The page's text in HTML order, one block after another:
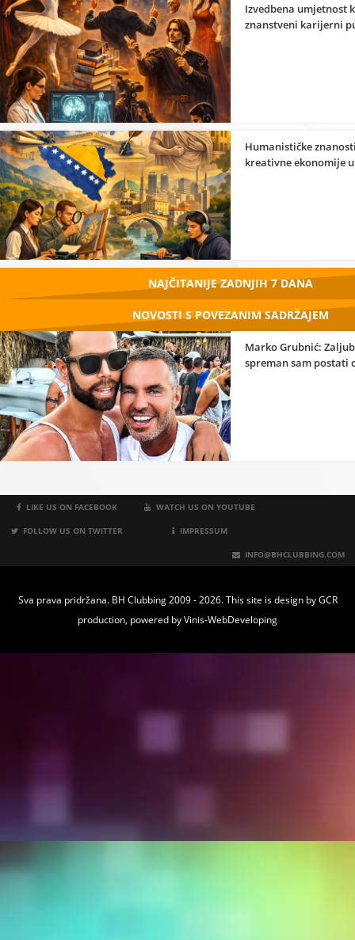
Izvedbena umjetnost
znanstveni karijerni
Humanističke
kreativne ekonomije
NAJČITANIJE ZADNJIH 7 DANA
NOVOSTI S POVEZANIM SADRŽAJEM
Marko Grubnić:
spreman sam postati
LIKE US ON FACEBOOK WATCH US ON YOUTUBE
FOLLOW US ON TWITTER IMPRESSUM
INFO@BHCLUBBING.COM
Sva prava pridržana. BH Clubbing 2009 - 2026. This site is design byGCR
production, powered byVinis-WebDeveloping